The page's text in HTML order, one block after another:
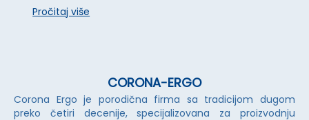
Pročitaj više
CORONA-ERGO
Corona Ergo je porodična firma sa tradicijom dugom
preko četiri decenije, specijalizovana za proizvodnju